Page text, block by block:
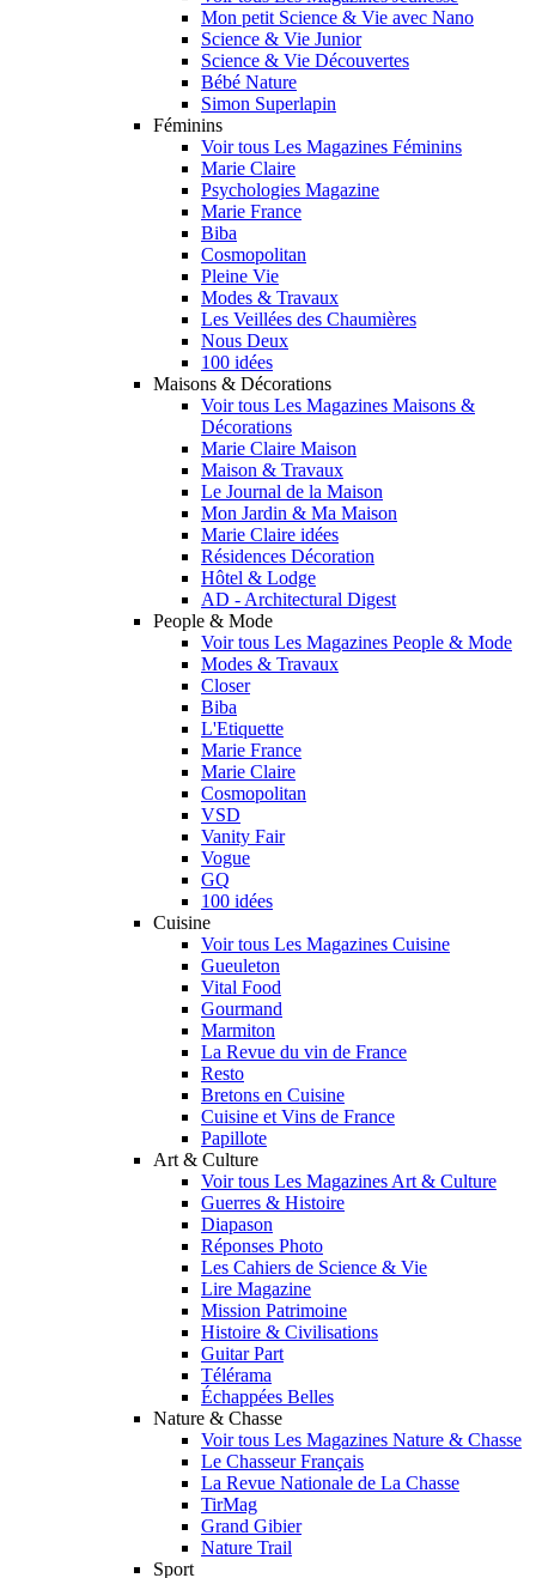
Mon petit Science & Vie avec Nano
Science & Vie Junior
Science & Vie Découvertes
Bébé Nature
Simon Superlapin
Féminins
Voir tous Les Magazines Féminins
Marie Claire
Psychologies Magazine
Marie France
Biba
Cosmopolitan
Pleine Vie
Modes & Travaux
Les Veillées des Chaumières
Nous Deux
100 idées
Maisons & Décorations
Voir tous Les Magazines Maisons &
Décorations
Marie Claire Maison
Maison & Travaux
Le Journal de la Maison
Mon Jardin & Ma Maison
Marie Claire idées
Résidences Décoration
Hôtel & Lodge
AD - Architectural Digest
People & Mode
Voir tous Les Magazines People & Mode
Modes & Travaux
Closer
Biba
L'Etiquette
Marie France
Marie Claire
Cosmopolitan
VSD
Vanity Fair
Vogue
GQ
100 idées
Cuisine
Voir tous Les Magazines Cuisine
Gueuleton
Vital Food
Gourmand
Marmiton
La Revue du vin de France
Resto
Bretons en Cuisine
Cuisine et Vins de France
Papillote
Art & Culture
Voir tous Les Magazines Art & Culture
Guerres & Histoire
Diapason
Réponses Photo
Les Cahiers de Science & Vie
Lire Magazine
Mission Patrimoine
Histoire & Civilisations
Guitar Part
Télérama
Échappées Belles
Nature & Chasse
Voir tous Les Magazines Nature & Chasse
Le Chasseur Français
La Revue Nationale de La Chasse
TirMag
Grand Gibier
Nature Trail
Sport